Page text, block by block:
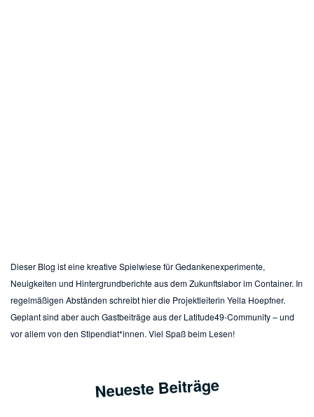
Dieser Blog ist eine kreative Spielwiese für Gedankenexperimente,
Neuigkeiten und Hintergrundberichte aus dem Zukunftslabor im Container. In
regelmäßigen Abständen schreibt hier die Projektleiterin Yella Hoepfner.
Geplant sind aber auch Gastbeiträge aus der Latitude49-Community – und
vor allem von den Stipendiat*innen. Viel Spaß beim Lesen!
Neueste Beiträge